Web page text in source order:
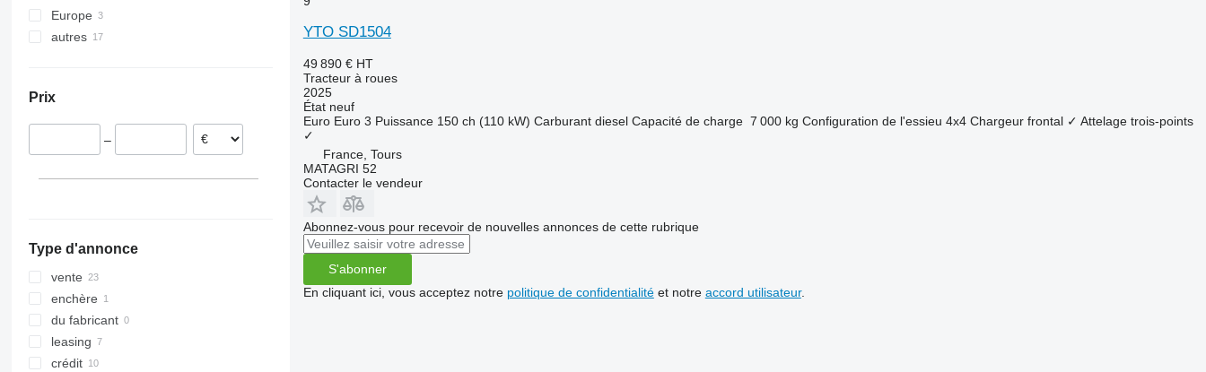
7240
CS
JX
Luxxum
Maxxum
Optum
Puma
Quadtrac
Quantum
STX
2850
3025
3050
3720
4052 R
4066
4430
4520
4650
362
375
575
3080
3085
3640
4235
4255
4345
TVT
Europe
République tchèque
autres
Prix
–
Type d'annonce
vente
enchère
du fabricant
leasing
crédit
YTO SD1504
49 890 € HT
Tracteur à roues
2025
Étatneuf
Euro Euro 3 Puissance 150 ch (110 kW) Carburant diesel Capacité de charge 7 000 kg Configuration de l'essieu 4x4 Chargeur frontal ✓ Attelage trois-points
✓
France, Tours
MATAGRI 52
Contacter le vendeur
Abonnez-vous pour recevoir de nouvelles annonces de cette rubrique
S'abonner
En cliquant ici, vous acceptez notre politique de confidentialitéet notre accord utilisateur.